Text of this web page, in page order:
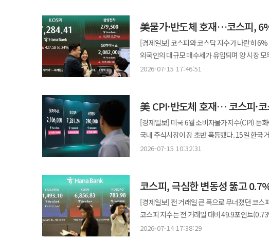
넘나들었다. 트럼프 대통령이 요르단 미군기지
우려가 다시 부상했다. 유가 상승은 운송비와 제조원가, 소비자물가를 차례로 끌어올릴 수 있다. 연준이 금리를 동결한
당일 에너지 가격이 급등하면서 시장에서는 추가
경기 둔화 부담에도 금리를 올려야 하는 상황
기대도 진정될 여지가 있다.
정책에 집중해야 한다. 취약 차주를 대상으로
상환 유예와 채무 재조정을 보다 탄력적으로 운영할 필요가 있다. 신용회복위원회
실제 재기 지원 기능을 수행하고 있는지 전면
조기에 선별해 관리하는 예방 중심의 시스템으로 전환해야 한다. 동시에 원칙도 분
실패를 보완하기 위한 장치이지 투자 실패를
상승기의 위험과 레버리지의 양면성, 분산투자
투자자가 적지 않았다. '지금 사지 않으면 평생 기회를 잃는다'는 포모(FOMO) 심리가 합리적 투자 판단을 대신했다.
금융 문해력은 개인의 자산관리 능력을 넘어
원칙으로 돌아갈 때만이 또 다른 금융위기의
준비하지 못한 경제에는 재앙이 된다는 사실을
때 내려지는 조치다. 오전 9시 6분 기준 개인은 홀로 2122억원 순매수했다. 반면 외국인은983억원, 기관은 1084억원
순매도하며 지수 하락을 주도했다. 국내 증시 대장주인 삼성전자와 SK하이닉스도 큰 폭으로 떨어졌다. 같은 시간 기준
삼성전자는 전 거래일 대비 5.72% 내린 26만
집계됐다. 국내 증시 부진은 간밤 미국 증시에서 주요 반도체 종목들이 약세를 보인 영향으로 분석된다. 15일(현지시간)
미국 뉴욕 증시에서 주요 3대 지수는 물가 부담 완화에 힘입어 일
때문이다. 이는 지난해 8월 이후 10개월 만에 하락 전환한 수치다. 하지만 인공지능
전해지며 반도체 업황 둔화에 대한 우려가 다
자금을 옮긴 것으로 풀이된다. 이에 뉴욕 증시에서 △마이크론테크놀로지 △마벨테크놀로지 △인텔 △AMD 등 주요
반도체 기업들의 주가가 동반 하락했다. 필라
(ADR)도 9.00% 하락하며 장을 마쳤다. 코스닥 지수도 동반 하락세다. 이날 코스닥은 전장보다 18.01포인트(2.17%)
외환시장에서 원·달러 환율은 전 거래일보다
美물가·반도체 호재…코스피,
[경제일보] 코스피와 코스닥 지수가 나란히
외국인의 대규모 매수세가 유입되며 양 시장
모습을 보였다. 15일 한국거래소에 따르면 코스피 지수는 전 거래일보다 427.58포인트(6.24%) 상승한 7284.41에
가 발동됐다. 매수 사이드카는 코스피200 선물지수가 5% 이상 오른 상태가 1분간 이어질 때 내려지는 조치다. 당시
코스피200 선물지수는 6.5% 급등한 1170.6을 기록했다. 이날 유가증권시장에서 외국인은 2
1824억원 순매수하며 지수 상승을 이끌었다. 반
시가총액 상위 10개 종목은 예외 없이 모두
올랐다. 삼성전자는 전 거래일 대비 6.27% 상
△삼성바이오로직스(1.1%)로 집계됐다. 이날 지수 급등은 미국 물가 둔화와 반도체주 강세가 이끌었다. 14일
(현지시간) 발표된 미국 6월 소비자물가지수
인플레이션 우려가 줄면서 미국 연방준비제도 기
뉴욕증시 주요 지수가 일제히 상승했다. 특히
2026-07-15 17:46:51
美 CPI·반도체 호재… 코스피·
[경제일보] 미국 6월 소비자물가지수(CPI) 둔
국내 주식시장이 장 초반 폭등했다. 15일 한국거래소에 따르면 코스피 지수는 전 거래일 대비 226.08포인트(3.3%) 오른
7082.91로 개장했다. 지수는 개장 직후 상승폭
거래일 대비 490.73포인트(7.16%) 치솟은 7347.56을 기록했다. 이날 장 초반 코스피
풀이된다. 이날 오전 9시 20분 기준 외국인은
순매도했다. 국내 증시를 대표하는 코스피 대형 반도체 종목 주가도 큰 폭으로 뛰었다. 같은 시간 기준 삼성전자는 전
거래일 대비 6.18% 상승한 27만9250원에 거래
지수 급등은 간밤 미국 뉴욕증시에서 기술주가
2026-07-15 10:32:31
코스피, 극심한 변동성 뚫고
[경제일보] 전 거래일 큰 폭으로 무너졌던 코스피가 극심한
코스피 지수는 전 거래일 대비 49.9포인트(0.73%) 상승한
37.87포인트(0.56%) 하락한 6769.06으로 출
2026-07-14 17:38:29